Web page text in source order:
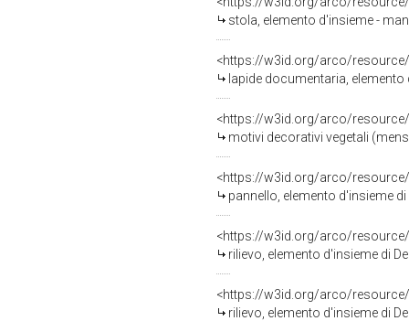
stola, elemento d'insieme -
<https://w3id.org/arco/
lapide documentaria,
<https://w3id.org/arco/
motivi decorativi vegetali
<https://w3id.org/arco/
pannello, elemento d'insieme di
<https://w3id.org/arco/
rilievo, elemento d'insieme di
<https://w3id.org/arco/
rilievo, elemento d'insieme di